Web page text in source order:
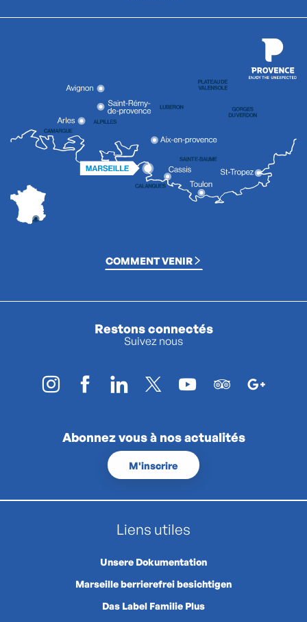
COMMENT VENIR
Restons connectés
Suivez nous
Abonnez vous à nos actualités
M'inscrire
Liens utiles
Unsere Dokumentation
Marseille berrierefrei besichtigen
Das Label Familie Plus